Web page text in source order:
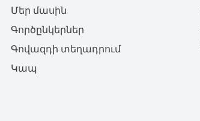
Մեր մասին
Գործընկերներ
Գովազդի տեղադրում
Կապ